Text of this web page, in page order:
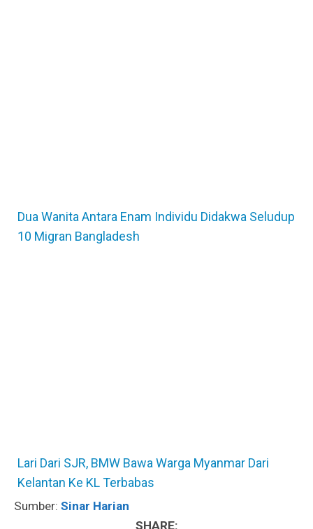
Dua Wanita Antara Enam Individu Didakwa Seludup
10 Migran Bangladesh
Lari Dari SJR, BMW Bawa Warga Myanmar Dari
Kelantan Ke KL Terbabas
Sumber: Sinar Harian
SHARE: